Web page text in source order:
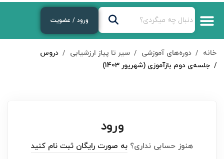
ورود / عضویت
خانه دوره‌های آموزشی سیر تا پیاز ارزشیابی
دروس
جلسه‌ی دوم بازآموزی (شهریور 1403)
ورود
هنوز حسابی نداری؟ به صورت رایگان ثبت نام کنید